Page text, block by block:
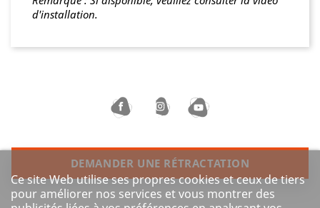
d'installation.
Ce site Web utilise ses propres cookies et ceux de tiers
pour améliorer nos services et vous montrer des
DEMANDER UNE RÉTRACTATION